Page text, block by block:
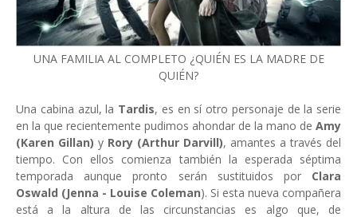
UNA FAMILIA AL COMPLETO ¿QUIÉN ES LA MADRE DE
QUIÉN?
Una cabina azul, la Tardis, es en sí otro personaje de la serie
en la que recientemente pudimos ahondar de la mano de Amy
(Karen Gillan) y Rory (Arthur Darvill), amantes a través del
tiempo. Con ellos comienza también la esperada séptima
temporada aunque pronto serán sustituidos por Clara
Oswald (Jenna - Louise Coleman). Si esta nueva compañera
está a la altura de las circunstancias es algo que, de